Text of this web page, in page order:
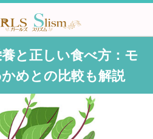
と正しい食べ方：モ
めとの比較も解説